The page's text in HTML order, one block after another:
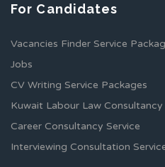
For Candidates
Vacancies Finder Service
Jobs
CV Writing Service Packages
Kuwait Labour Law Consultancy
Career Consultancy Service
Interviewing Consultation